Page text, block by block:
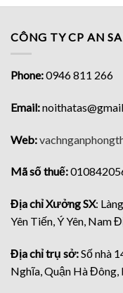
CÔNG TY CP AN
Phone:0946 811 266
Email:
Web:
Mã số thuế:
Địa chỉ Xưởng SX:
Yên Tiến, Ý Yên, Nam
Địa chỉ trụ sở:Số nhà
Nghĩa, Quận Hà Đông,